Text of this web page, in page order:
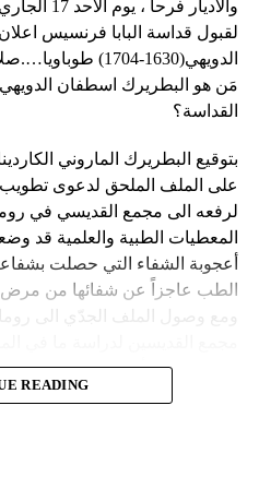
نداء الوطن
الإثنين، السيطرة على مطار توسان
البلاد، وتبادلوا إطلاق النار مع
إلغاء جميع الرحلات الداخلية
ألف شخص من منازلهم منذ عطلة
العنف.
وقال رجل من هايتي يدعى نيكولا
العصابات المسلحة على ترك
ومنذ أن غادر نيكولا منزله،
كما لو كان مثل حيوان.
والاديار
لقبول قداسة البابا فرنسيس
الدويهي(1630-1704) طوباويا….صلاته معنا…
مَن هو البطريرك اسطفان
القداسة؟
بتوقيع البطريرك الماروني
على الملف الملحق لدعوى
لرفعه الى مجمع القديسي في
المعطيات الطبية والعلمية قد
أعجوبة الشفاء التي حصلت
الطب عاجزاً عن شفائها من
ومع وصول الملف الجدّي الى
الشفاء، على أن يتّخذ القرار
فرنسيس في حال سارت كلّ الأمور
READING